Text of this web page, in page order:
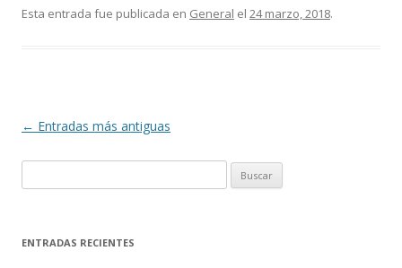
e
k
itt m
r
Esta entrada fue publicada en General el 24 marzo, 2018.
Navegación
← Entradas más antiguas
u
c
ENTRADAS RECIENTES